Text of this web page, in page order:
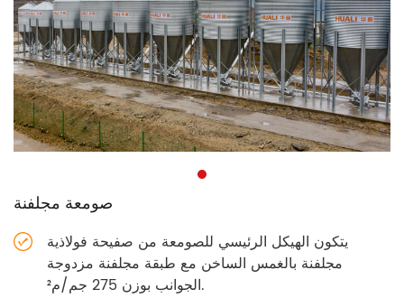
صومعة مجلفنة
يتكون الهيكل الرئيسي للصومعة من صفيحة فولاذية
مجلفنة بالغمس الساخن مع طبقة مجلفنة مزدوجة
الجوانب بوزن 275 جم/م².